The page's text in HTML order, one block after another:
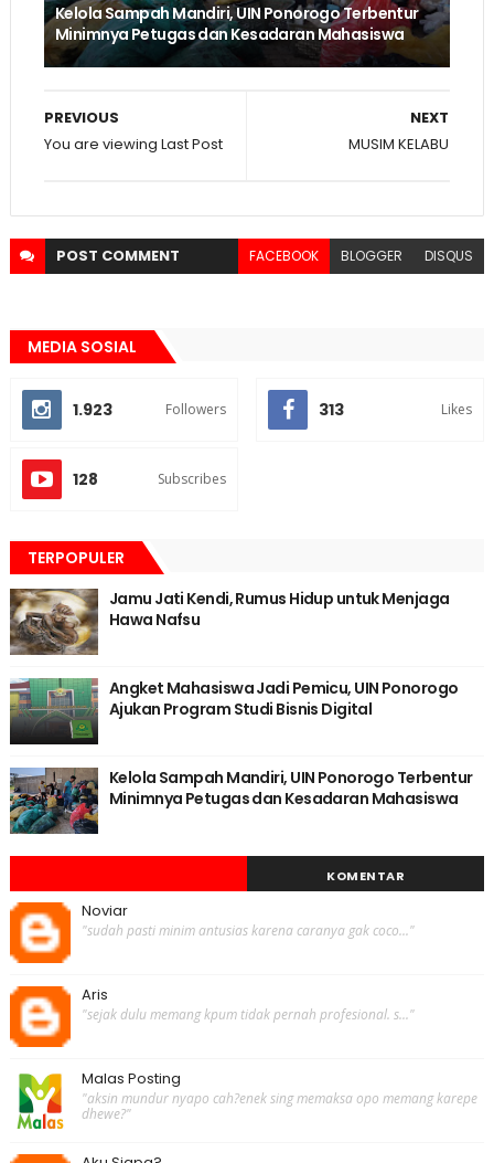
Kelola Sampah Mandiri, UIN Ponorogo Terbentur
Minimnya Petugas dan Kesadaran Mahasiswa
NEXT
MUSIM KELABU
PREVIOUS
You are viewing Last Post
POST COMMENT FACEBOOK BLOGGER DISQUS
MEDIA SOSIAL
1.923 Followers 313 Likes
128 Subscribes
TERPOPULER
Jamu Jati Kendi, Rumus Hidup untuk Menjaga
Hawa Nafsu
Angket Mahasiswa Jadi Pemicu, UIN Ponorogo
Ajukan Program Studi Bisnis Digital
Kelola Sampah Mandiri, UIN Ponorogo Terbentur
Minimnya Petugas dan Kesadaran Mahasiswa
KOMENTAR
Noviar
"sudah pasti minim antusias karena caranya gak coco..."
Aris
"sejak dulu memang kpum tidak pernah profesional. s..."
Malas Posting
"aksin mundur nyapo cah?enek sing memaksa opo memang karepe
dhewe?"